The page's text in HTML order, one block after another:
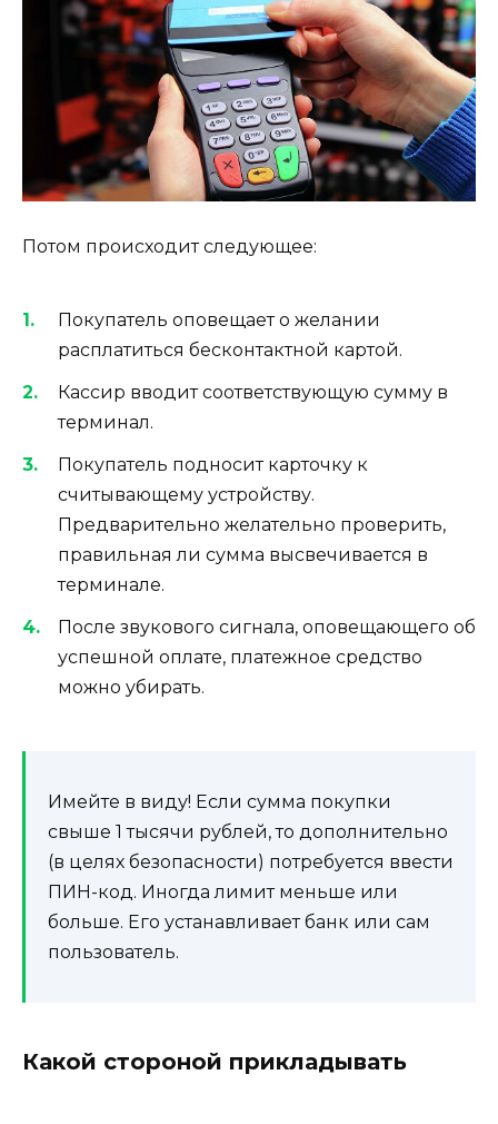
Потом происходит следующее:
Покупатель оповещает о желании
расплатиться бесконтактной картой.
Кассир вводит соответствующую сумму в
терминал.
Покупатель подносит карточку к
считывающему устройству.
Предварительно желательно проверить,
правильная ли сумма высвечивается в
терминале.
После звукового сигнала, оповещающего об
успешной оплате, платежное средство
можно убирать.
Имейте в виду! Если сумма покупки
свыше 1 тысячи рублей, то дополнительно
(в целях безопасности) потребуется ввести
ПИН-код. Иногда лимит меньше или
больше. Его устанавливает банк или сам
пользователь.
Какой стороной прикладывать